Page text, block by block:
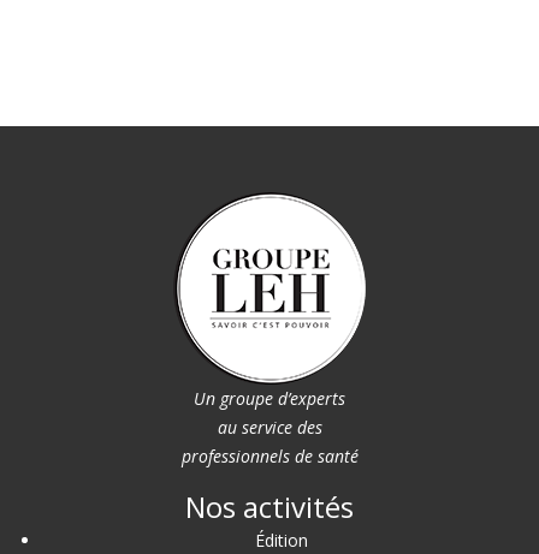
Un groupe d’experts
au service des
professionnels de santé
Nos activités
Édition